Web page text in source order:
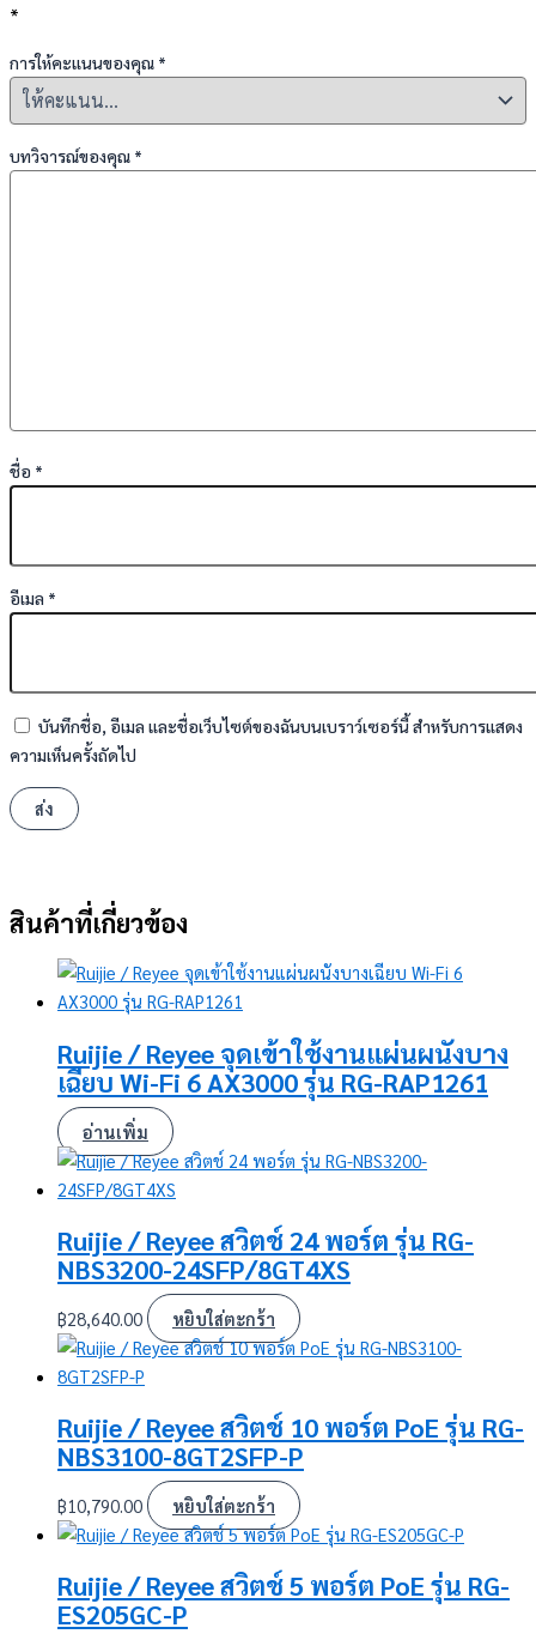
*
การให้คะแนนของคุณ *
บทวิจารณ์ของคุณ *
ชื่อ *
อีเมล *
บันทึกชื่อ, อีเมล และชื่อเว็บไซต์ของฉันบนเบราว์เซอร์นี้ สำหรับการแสดง
ความเห็นครั้งถัดไป
สินค้าที่เกี่ยวข้อง
Ruijie / Reyee จุดเข้าใช้งานแผ่นผนังบาง
เฉียบ Wi-Fi 6 AX3000 รุ่น RG-RAP1261
อ่านเพิ่ม
Ruijie / Reyee สวิตช์ 24 พอร์ต รุ่น RG-
NBS3200-24SFP/8GT4XS
฿28,640.00 หยิบใส่ตะกร้า
Ruijie / Reyee สวิตช์ 10 พอร์ต PoE รุ่น RG-
NBS3100-8GT2SFP-P
฿10,790.00 หยิบใส่ตะกร้า
Ruijie / Reyee สวิตช์ 5 พอร์ต PoE รุ่น RG-
ES205GC-P